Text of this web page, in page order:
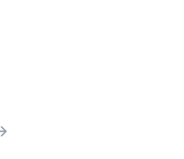
Ma mère a un Parkinson. Je suis sereine